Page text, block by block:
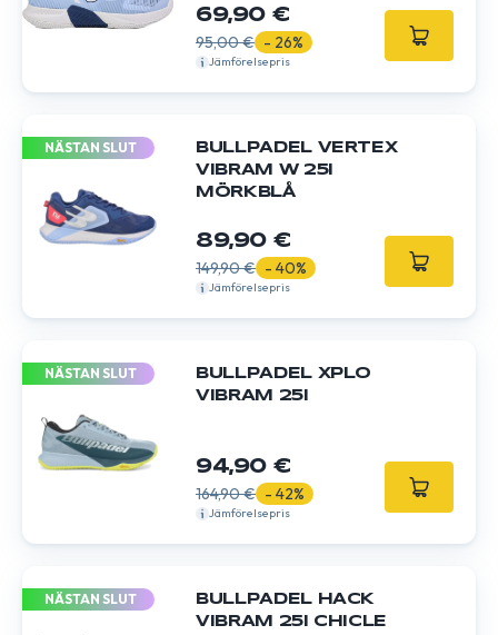
69,90 €
95,00 € - 26%
Jämförelsepris
NÄSTAN SLUT
BULLPADEL VERTEX
VIBRAM W 25I
MÖRKBLÅ
89,90 €
149,90 € - 40%
Jämförelsepris
NÄSTAN SLUT
BULLPADEL XPLO
VIBRAM 25I
94,90 €
164,90 € - 42%
Jämförelsepris
NÄSTAN SLUT
BULLPADEL HACK
VIBRAM 25I CHICLE